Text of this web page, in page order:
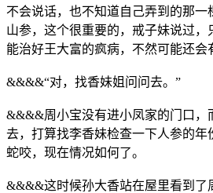
不会说话，也不知道自己弄到的那
山参，这个很重要的，戒子妹说过，
能治好王大富的疯病，不然可能还会
&&&&“对，找香妹姐问问去。”
&&&&周小宝没有进小凤家的门口，
去，打算找李香妹检查一下人参的年
蛇咬，现在情况如何了。
&&&&这时候孙大香站在屋里看到了